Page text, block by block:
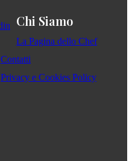
Chi Siamo
La Pagina dello Chef
Contatti
Privacy e Cookies Policy